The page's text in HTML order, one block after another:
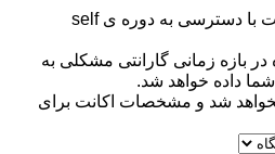
بعد از خرید برای شما یک اکانت با دسترسی به دوره ی self
بازه زمانی گارانتی مشکلی به
داده خواهد شد.
شد و مشخصات اکانت برای